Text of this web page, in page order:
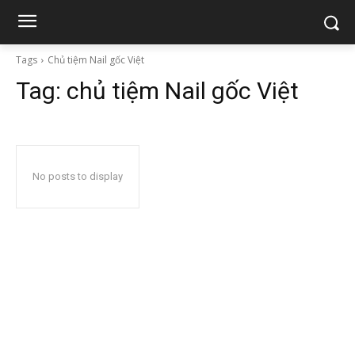
Tags Chủ tiệm Nail gốc Việt
Tag: chủ tiệm Nail gốc Việt
No posts to display